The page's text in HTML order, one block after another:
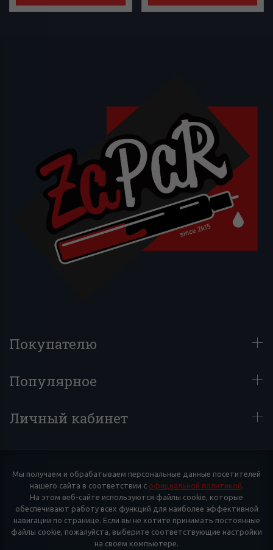
Покупателю
Популярное
Личный кабинет
Мы получаем и обрабатываем персональные данные посетителей
нашего сайта в соответствии с официальной политикой.
На этом веб-сайте используются файлы cookie, которые
обеспечивают работу всех функций для наиболее эффективной
навигации по странице. Если вы не хотите принимать постоянные
файлы cookie, пожалуйста, выберите соответствующие настройки
на своем компьютере.